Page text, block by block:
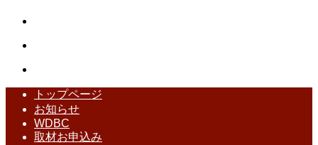
トップページ
お知らせ
WDBC
取材お申込み